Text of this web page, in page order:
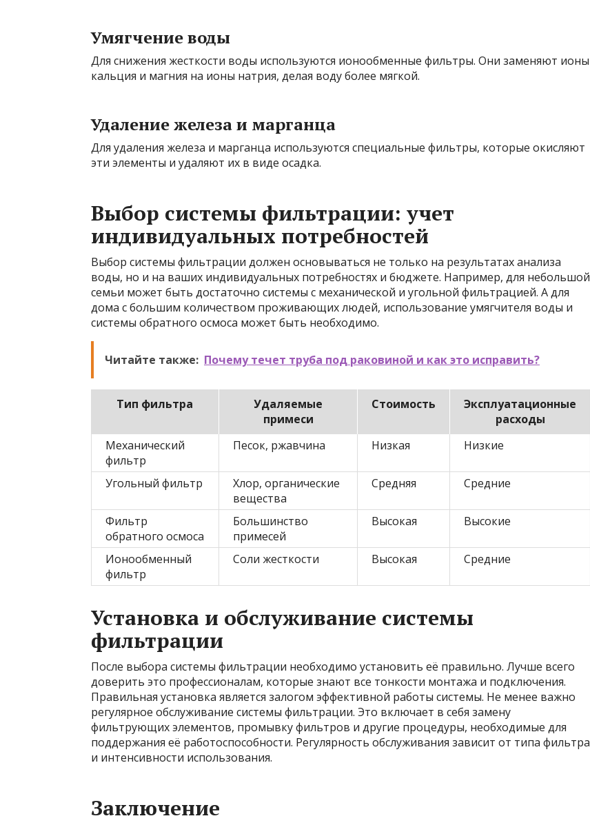
Умягчение воды
Для снижения жесткости воды используются ионообменные фильтры. Они заменяют ионы
кальция и магния на ионы натрия, делая воду более мягкой.
Удаление железа и марганца
Для удаления железа и марганца используются специальные фильтры, которые окисляют
эти элементы и удаляют их в виде осадка.
Выбор системы фильтрации: учет
индивидуальных потребностей
Выбор системы фильтрации должен основываться не только на результатах анализа
воды, но и на ваших индивидуальных потребностях и бюджете. Например, для небольшой
семьи может быть достаточно системы с механической и угольной фильтрацией. А для
дома с большим количеством проживающих людей, использование умягчителя воды и
системы обратного осмоса может быть необходимо.
Читайте также: Почему течет труба под раковиной и как это исправить?
Тип фильтра
Удаляемые
примеси
Стоимость
Эксплуатационные
расходы
Механический
фильтр
Песок, ржавчина Низкая Низкие
Угольный фильтр
Хлор, органические
вещества
Средняя Средние
Фильтр
обратного осмоса
Большинство
примесей
Высокая Высокие
Ионообменный
фильтр
Соли жесткости Высокая Средние
Установка и обслуживание системы
фильтрации
После выбора системы фильтрации необходимо установить её правильно. Лучше всего
доверить это профессионалам, которые знают все тонкости монтажа и подключения.
Правильная установка является залогом эффективной работы системы. Не менее важно
регулярное обслуживание системы фильтрации. Это включает в себя замену
фильтрующих элементов, промывку фильтров и другие процедуры, необходимые для
поддержания её работоспособности. Регулярность обслуживания зависит от типа фильтра
и интенсивности использования.
Заключение